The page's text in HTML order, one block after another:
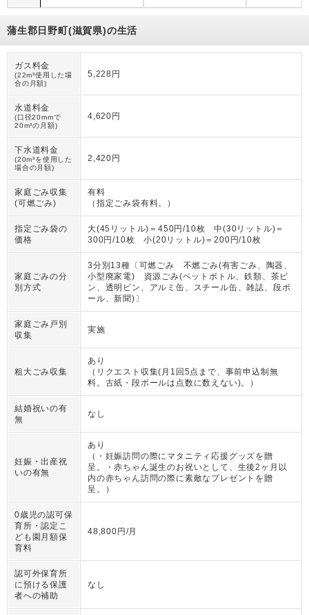
蒲生郡日野町(滋賀県)の生活
ガス料金
(22m³使用した場
合の月額)
5,228円
水道料金
(口径20mmで
20m³の月額)
4,620円
下水道料金
(20m³を使用した
場合の月額)
2,420円
家庭ごみ収集
(可燃ごみ)
有料
（ 指定ごみ袋有料。 ）
指定ごみ袋の
価格
大(45リットル)＝450円/10枚 中(30リットル)＝
300円/10枚 小(20リットル)＝200円/10枚
家庭ごみの分
別方式
3分別13種〔可燃ごみ 不燃ごみ(有害ごみ、陶器、
小型廃家電) 資源ごみ(ペットボトル、鉄類、茶ビ
ン、透明ビン、アルミ缶、スチール缶、雑誌、段ボ
ール、新聞)〕
家庭ごみ戸別
収集
実施
粗大ごみ収集
あり
（ リクエスト収集(月1回5点まで、事前申込制無
料。古紙・段ボールは点数に数えない)。
）
結婚祝いの有
無
なし
妊娠・出産祝
いの有無
あり
（ ・妊娠訪問の際にマタニティ応援グッズを贈
呈。・赤ちゃん誕生のお祝いとして、生後2ヶ月以
内の赤ちゃん訪問の際に素敵なプレゼントを贈
呈。
）
0歳児の認可保
育所・認定こ
ども園月額保
育料
48,800円/月
認可外保育所
に預ける保護
者への補助
なし